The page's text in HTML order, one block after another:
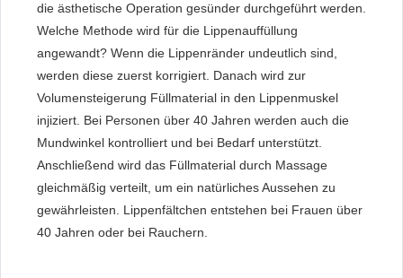
die ästhetische Operation gesünder durchgeführt werden.
Welche Methode wird für die Lippenauffüllung
angewandt? Wenn die Lippenränder undeutlich sind,
werden diese zuerst korrigiert. Danach wird zur
Volumensteigerung Füllmaterial in den Lippenmuskel
injiziert. Bei Personen über 40 Jahren werden auch die
Mundwinkel kontrolliert und bei Bedarf unterstützt.
Anschließend wird das Füllmaterial durch Massage
gleichmäßig verteilt, um ein natürliches Aussehen zu
gewährleisten. Lippenfältchen entstehen bei Frauen über
40 Jahren oder bei Rauchern.